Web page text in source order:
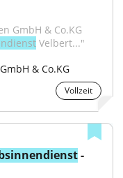
GmbH & Co.KG
Velbert..."
& Co.KG
Vollzeit
-